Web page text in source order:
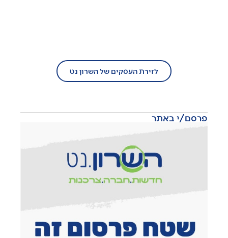
לזירת העסקים של השרון נט
פרסם/י באתר